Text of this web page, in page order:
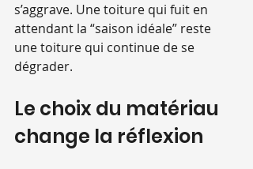
s’aggrave. Une toiture qui fuit en
attendant la “saison idéale” reste
une toiture qui continue de se
dégrader.
Le choix du matériau
change la réflexion